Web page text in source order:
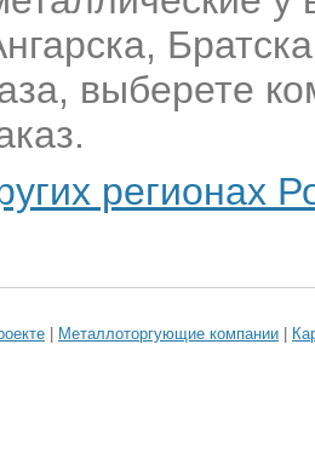
выберете
регионах
| Металлоторгующие компании |